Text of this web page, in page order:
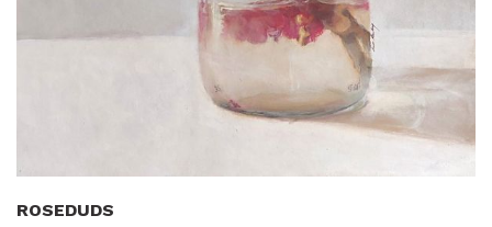
ROSEDUDS